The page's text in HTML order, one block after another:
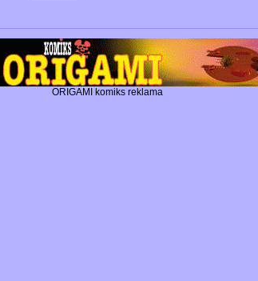
ORIGAMI komiks reklama